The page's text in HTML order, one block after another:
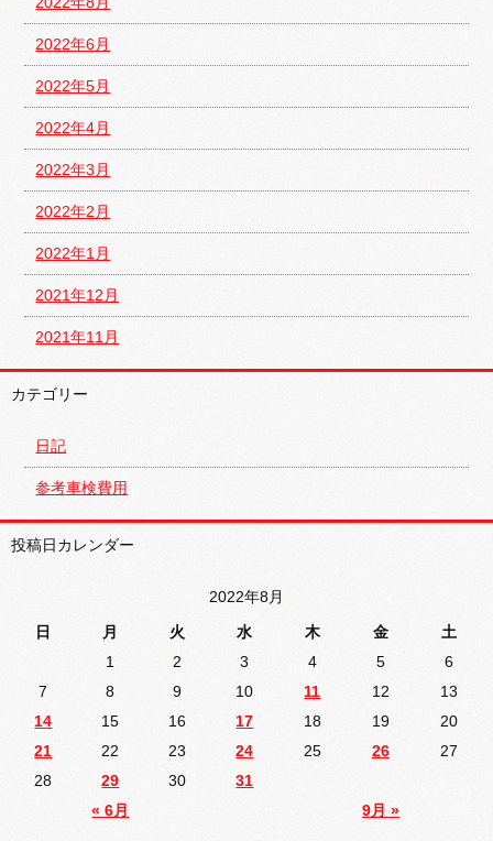
2022年6月
2022年5月
2022年4月
2022年3月
2022年2月
2022年1月
2021年12月
2021年11月
カテゴリー
日記
参考車検費用
投稿日カレンダー
2022年8月
日
月 火 水 木 金 土
« 6月 9月 »
1 2 3 4 5
6
7
8 9 10 11 12
13
14
15 16 17 18 19
20
21
22 23 24 25 26
27
28
29 30 31